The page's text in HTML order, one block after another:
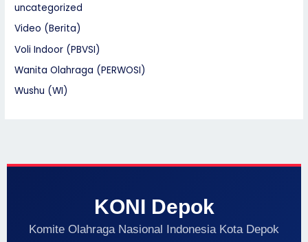
uncategorized
Video (Berita)
Voli Indoor (PBVSI)
Wanita Olahraga (PERWOSI)
Wushu (WI)
KONI Depok
Komite Olahraga Nasional Indonesia Kota Depok